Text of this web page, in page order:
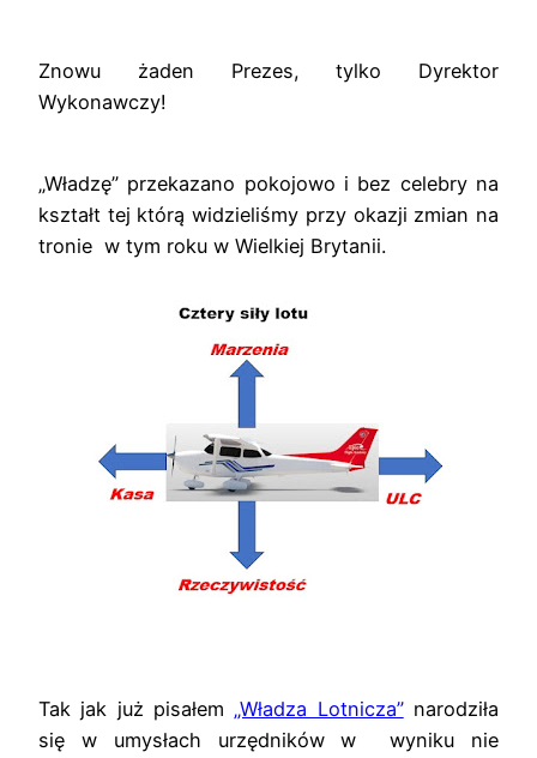
Znowu żaden Prezes, tylko Dyrektor
Wykonawczy!
„Władzę” przekazano pokojowo i bez celebry na
kształt tej którą widzieliśmy przy okazji zmian na
tronie w tym roku w Wielkiej Brytanii.
Tak jak już pisałem „Władza Lotnicza”narodziła
się w umysłach urzędników w
wyniku nie